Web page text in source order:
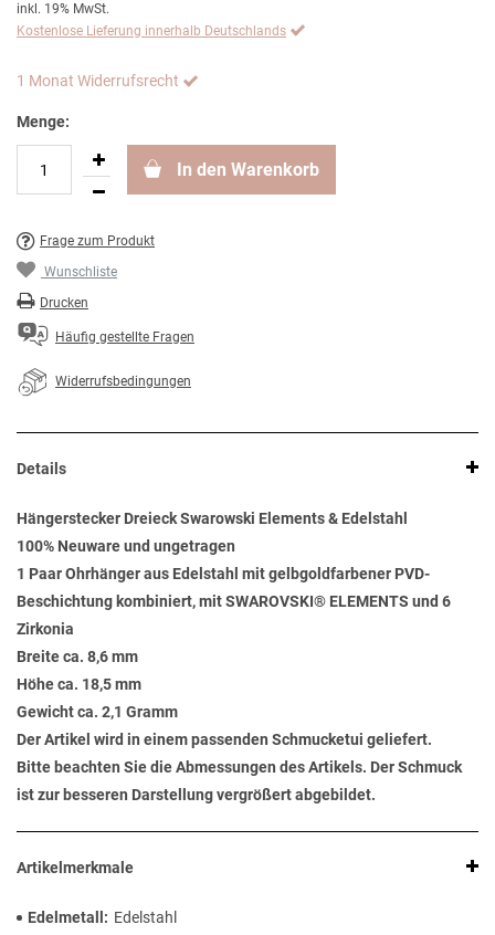
inkl. 19% MwSt.
Kostenlose Lieferung innerhalb Deutschlands
1 Monat Widerrufsrecht
Menge:
In den Warenkorb
Frage zum Produkt
Wunschliste
Drucken
Häufig gestellte Fragen
Widerrufsbedingungen
Details
Hängerstecker Dreieck Swarowski Elements & Edelstahl
100% Neuware und ungetragen
1 Paar Ohrhänger aus Edelstahl mit gelbgoldfarbener PVD-
Beschichtung kombiniert, mit SWAROVSKI® ELEMENTS und 6
Zirkonia
Breite ca. 8,6 mm
Höhe ca. 18,5 mm
Gewicht ca. 2,1 Gramm
Der Artikel wird in einem passenden Schmucketui geliefert.
Bitte beachten Sie die Abmessungen des Artikels. Der Schmuck
ist zur besseren Darstellung vergrößert abgebildet.
Artikelmerkmale
Edelmetall
Edelstahl